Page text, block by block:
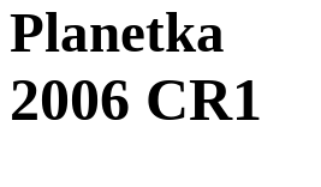
Planetka
2006 CR1